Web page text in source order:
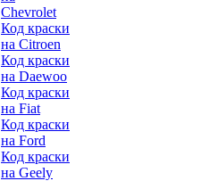
Chevrolet
Код краски
на Citroen
Код краски
на Daewoo
Код краски
на Fiat
Код краски
на Ford
Код краски
на Geely